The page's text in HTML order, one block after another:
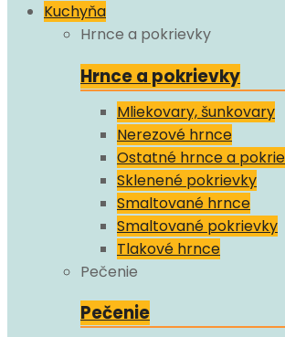
Kuchyňa
Hrnce a pokrievky
Hrnce a pokrievky
Mliekovary, šunkovary
Nerezové hrnce
Ostatné hrnce a
Sklenené pokrievky
Smaltované hrnce
Smaltované pokrievky
Tlakové hrnce
Pečenie
Pečenie